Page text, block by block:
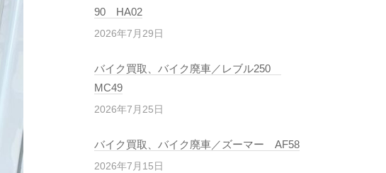
90 HA02
2026年7月29日
バイク買取、バイク廃車／レブル250
MC49
2026年7月25日
バイク買取、バイク廃車／ズーマー AF58
2026年7月15日